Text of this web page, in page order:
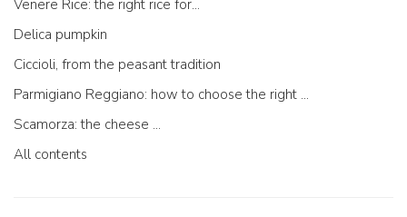
Venere Rice: the right rice for...
Delica pumpkin
Ciccioli, from the peasant tradition
Parmigiano Reggiano: how to choose the right one
Scamorza: the cheese ...
All contents